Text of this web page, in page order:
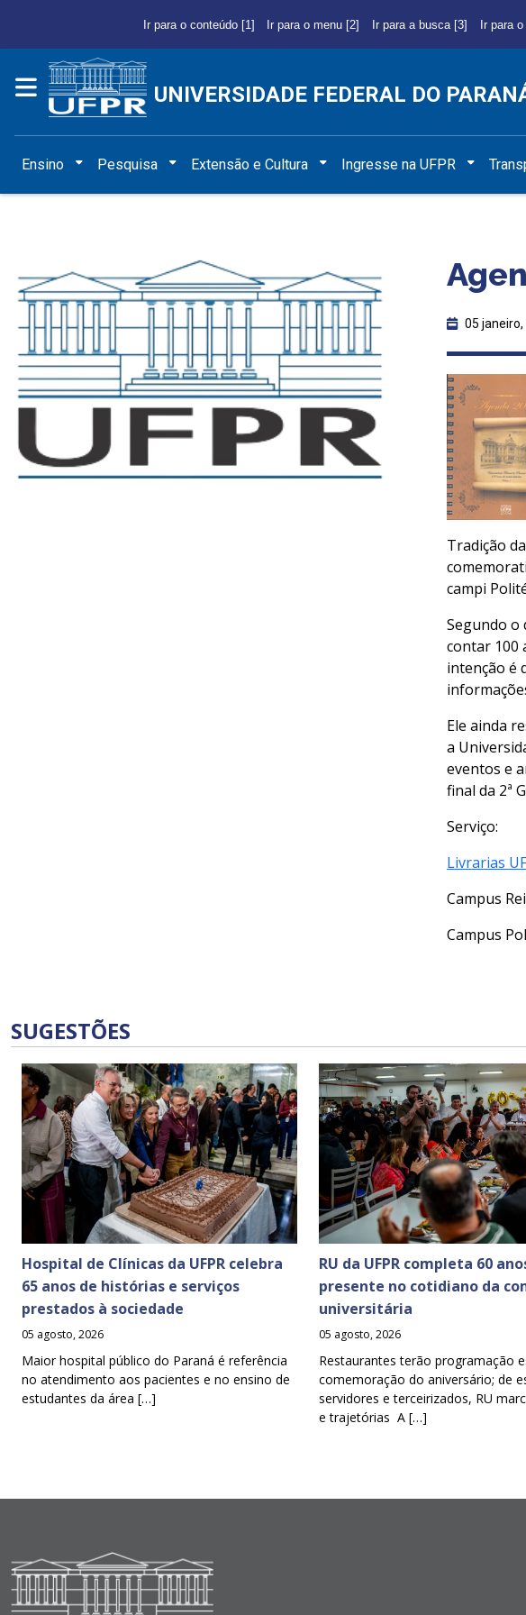
Ir para o conteúdo [1] Ir para o menu [2] Ir para a busca [3] Ir para
UNIVERSIDADE FEDERAL DO
Ensino Pesquisa Extensão e Cultura Ingresse na UFPR
05 janeiro,
Tradição
campi
Segundo o
contar 100
intenção é
Ele ainda
a
eventos e
final da 2ª
Serviço:
Livrarias
Campus
Campus
SUGESTÕES
Hospital de Clínicas da UFPR celebra
65 anos de histórias e serviços
prestados à sociedade
05 agosto, 2026
Maior hospital público do Paraná é referência
no atendimento aos pacientes e no ensino de
estudantes da área […]
RU da UFPR completa 60
presente no cotidiano da
universitária
05 agosto, 2026
Restaurantes terão programação
comemoração do aniversário; de
servidores e terceirizados, RU
e trajetórias A […]